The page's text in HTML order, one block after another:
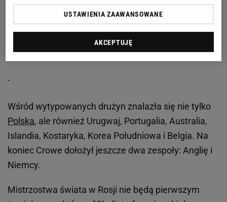
Wśród wytypowanych drużyn znalazła się nie tylko
Polska, ale również Urugwaj, Portugalia, Australia,
Islandia, Kostaryka, Korea Południowa i Belgia. Na
koniec Crowe dołożył jeszcze dwa zespoły: Anglię i
Niemcy.
Mistrzostwa świata w Rosji nie będą pierwszym
USTAWIENIA ZAAWANSOWANE
AKCEPTUJĘ